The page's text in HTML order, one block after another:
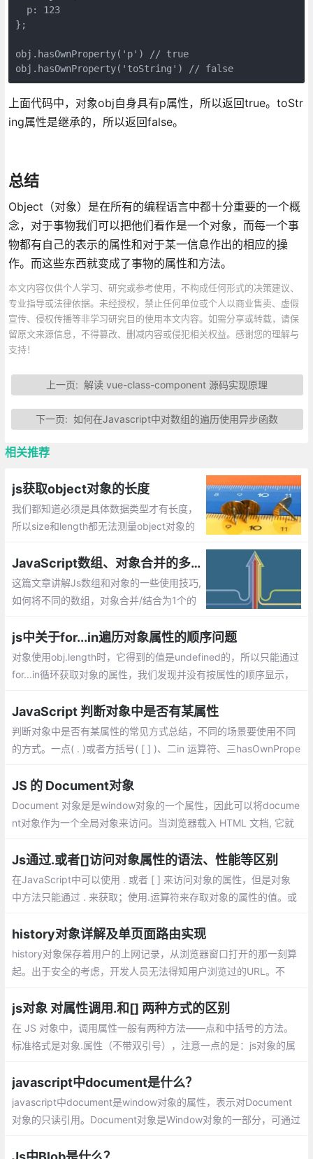
  p: 123
};
obj.hasOwnProperty('p') // true
obj.hasOwnProperty('toString') // false
上面代码中，对象obj自身具有p属性，所以返回true。toStr
ing属性是继承的，所以返回false。
总结
Object（对象）是在所有的编程语言中都十分重要的一个概
念，对于事物我们可以把他们看作是一个对象，而每一个事
物都有自己的表示的属性和对于某一信息作出的相应的操
作。而这些东西就变成了事物的属性和方法。
本文内容仅供个人学习、研究或参考使用，不构成任何形式的决策建议、
专业指导或法律依据。未经授权，禁止任何单位或个人以商业售卖、虚假
宣传、侵权传播等非学习研究目的使用本文内容。如需分享或转载，请保
留原文来源信息，不得篡改、删减内容或侵犯相关权益。感谢您的理解与
支持！
上一页:解读 vue-class-component 源码实现原理
下一页:如何在Javascript中对数组的遍历使用异步函数
相关推荐
js获取object对象的长度
我们都知道必须是具体数据类型才有长度，
所以size和length都无法测量object对象的
象属性的个数呢？
JavaScript数组、对象合并的多种方法实现
这篇文章讲解Js数组和对象的一些使用技巧,
如何将不同的数组，对象合并/结合为1个的
js中关于for...in遍历对象属性的顺序问题
对象使用obj.length时，它得到的值是undefined的，所以只能通过
for...in循环获取对象的属性，我们发现并没有按属性的顺序显示，
JavaScript 判断对象中是否有某属性
判断对象中是否有某属性的常见方式总结，不同的场景要使用不同
的方式。一点( . )或者方括号( [ ] )、二in 运算符、三hasOwnPrope
需要结合使用
JS 的 Document对象
Document 对象是是window对象的一个属性，因此可以将docume
nt对象作为一个全局对象来访问。当浏览器载入 HTML 文档, 它就
Js通过.或者[]访问对象属性的语法、性能等区别
在JavaScript中可以使用 . 或者 [ ] 来访问对
象的属性，但是对象中方法只能通过 . 来获
者使用[]作为一个关联数组来存取对象的属
性。但是这两种方式有什么区别了？
history对象详解及单页面路由实现
history对象保存着用户的上网记录，从浏览器窗口打开的那一刻算
起。出于安全的考虑，开发人员无法得知用户浏览过的URL。不
况下实现后退与前进
js对象 对属性调用.和[] 两种方式的区别
在 JS 对象中，调用属性一般有两种方法——点和中括号的方法。
标准格式是对象.属性（不带双引号），注意一点的是：js对象的属
ey数字啊，表达式啊等等
javascript中document是什么？
javascript中document是window对象的属性，表示对Document
对象的只读引用。Document对象是Window对象的一部分，可通过